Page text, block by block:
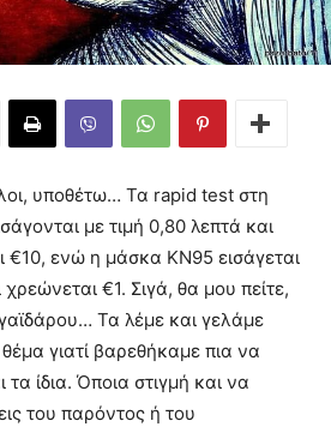
υποθέτω… Τα rapid test στη
με τιμή 0,80 λεπτά και
€10, ενώ η μάσκα KN95 εισάγεται
€1. Σιγά, θα μου πείτε,
Τα λέμε και γελάμε
γιατί βαρεθήκαμε πια να
ίδια. Όποια στιγμή και να
του παρόντος ή του